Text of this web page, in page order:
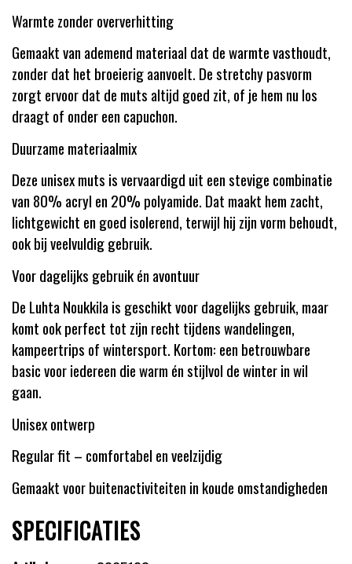
Warmte zonder oververhitting
Gemaakt van ademend materiaal dat de warmte vasthoudt,
zonder dat het broeierig aanvoelt. De stretchy pasvorm
zorgt ervoor dat de muts altijd goed zit, of je hem nu los
draagt of onder een capuchon.
Duurzame materiaalmix
Deze unisex muts is vervaardigd uit een stevige combinatie
van 80% acryl en 20% polyamide. Dat maakt hem zacht,
lichtgewicht en goed isolerend, terwijl hij zijn vorm behoudt,
ook bij veelvuldig gebruik.
Voor dagelijks gebruik én avontuur
De Luhta Noukkila is geschikt voor dagelijks gebruik, maar
komt ook perfect tot zijn recht tijdens wandelingen,
kampeertrips of wintersport. Kortom: een betrouwbare
basic voor iedereen die warm én stijlvol de winter in wil
gaan.
Unisex ontwerp
Regular fit – comfortabel en veelzijdig
Gemaakt voor buitenactiviteiten in koude omstandigheden
SPECIFICATIES